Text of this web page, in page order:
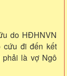
do HĐHNVN
cứu đi đến kết
phải là vợ Ngô